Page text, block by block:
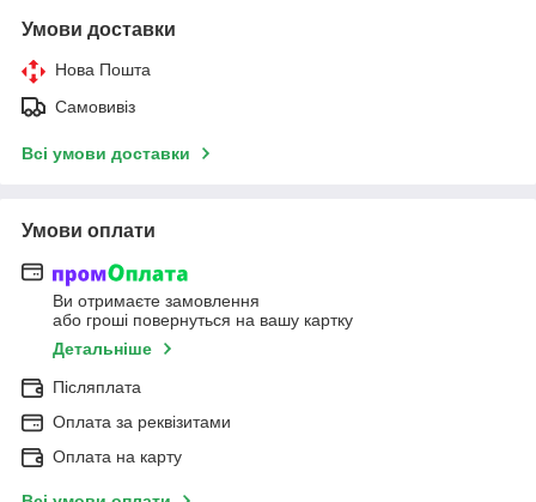
Умови доставки
Нова Пошта
Самовивіз
Всі умови доставки
Умови оплати
Ви отримаєте замовлення
або гроші повернуться на вашу картку
Детальніше
Післяплата
Оплата за реквізитами
Оплата на карту